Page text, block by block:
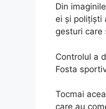
Din
ei și polițiști
gesturi care
Controlul a
Fosta
Tocmai
care au